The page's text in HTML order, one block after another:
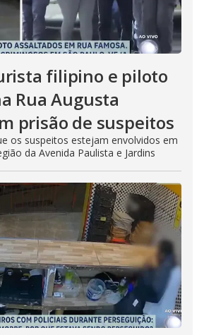
filipino e piloto
Rua Augusta
prisão de suspeitos
os suspeitos estejam envolvidos em
da Avenida Paulista e Jardins